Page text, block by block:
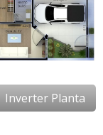
Inverter Planta